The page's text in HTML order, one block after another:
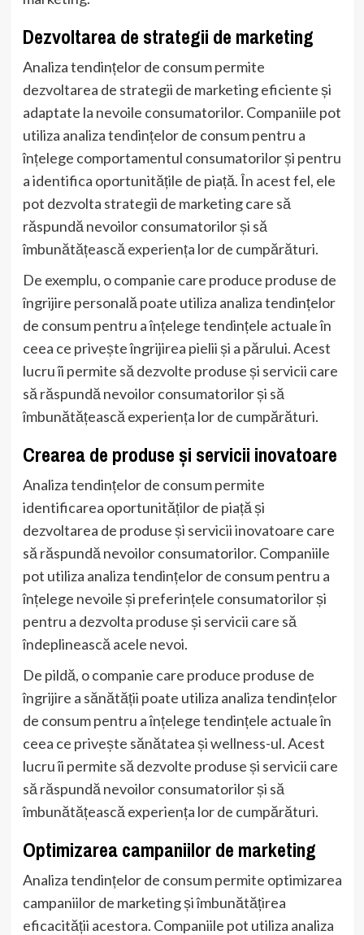
Dezvoltarea de strategii de marketing
Analiza tendințelor de consum permite
dezvoltarea de strategii de marketing eficiente și
adaptate la nevoile consumatorilor. Companiile pot
utiliza analiza tendințelor de consum pentru a
înțelege comportamentul consumatorilor și pentru
a identifica oportunitățile de piață. În acest fel, ele
pot dezvolta strategii de marketing care să
răspundă nevoilor consumatorilor și să
îmbunătățească experiența lor de cumpărături.
De exemplu, o companie care produce produse de
îngrijire personală poate utiliza analiza tendințelor
de consum pentru a înțelege tendințele actuale în
ceea ce privește îngrijirea pielii și a părului. Acest
lucru îi permite să dezvolte produse și servicii care
să răspundă nevoilor consumatorilor și să
îmbunătățească experiența lor de cumpărături.
Crearea de produse și servicii inovatoare
Analiza tendințelor de consum permite
identificarea oportunităților de piață și
dezvoltarea de produse și servicii inovatoare care
să răspundă nevoilor consumatorilor. Companiile
pot utiliza analiza tendințelor de consum pentru a
înțelege nevoile și preferințele consumatorilor și
pentru a dezvolta produse și servicii care să
îndeplinească acele nevoi.
De pildă, o companie care produce produse de
îngrijire a sănătății poate utiliza analiza tendințelor
de consum pentru a înțelege tendințele actuale în
ceea ce privește sănătatea și wellness-ul. Acest
lucru îi permite să dezvolte produse și servicii care
să răspundă nevoilor consumatorilor și să
îmbunătățească experiența lor de cumpărături.
Optimizarea campaniilor de marketing
Analiza tendințelor de consum permite optimizarea
campaniilor de marketing și îmbunătățirea
eficacității acestora. Companiile pot utiliza analiza